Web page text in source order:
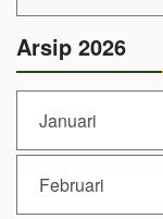
Arsip 2026
Januari
Februari